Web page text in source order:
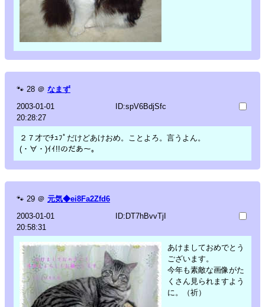
🐾 28 ＠ なまず
2003-01-01
20:28:27
ID:spV6BdjSfc
２７才でﾁｭﾌﾟだけどあけおめ。ことよろ。言うよん。
(・∀・)ｲｲ!!のだあ～。
🐾 29 ＠ 元気◆ei8Fa2Zfd6
2003-01-01
20:58:31
ID:DT7hBvvTjI
あけましておめでとう
ございます。
今年も素敵な画像がた
くさん見られますよう
に。（祈）